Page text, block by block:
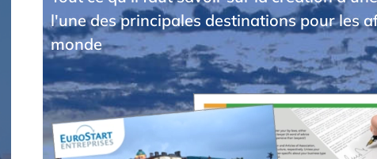
l'une des principales destinations pour les
monde